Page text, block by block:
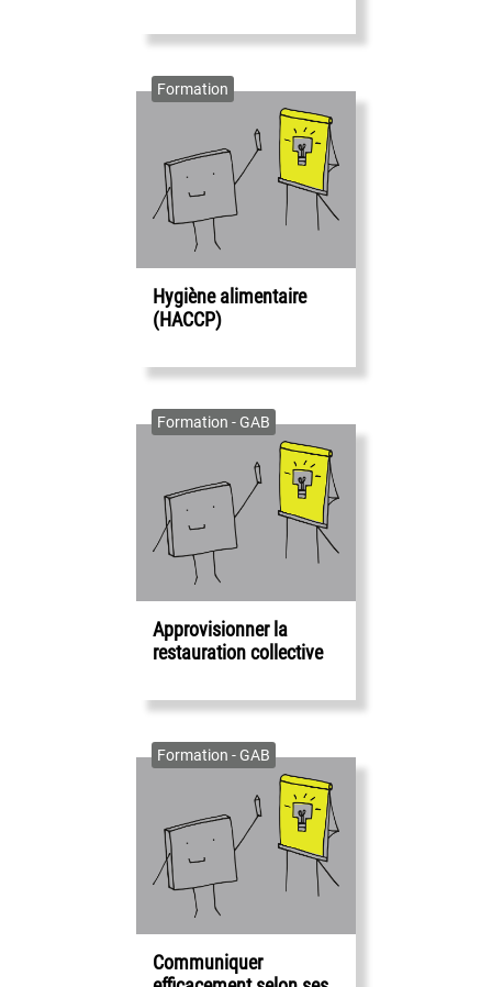
Formation
Hygiène alimentaire
(HACCP)
Formation - GAB
Approvisionner la
restauration collective
Formation - GAB
Communiquer